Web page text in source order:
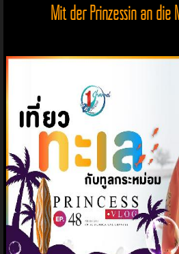
Mit der Prinzessin an die